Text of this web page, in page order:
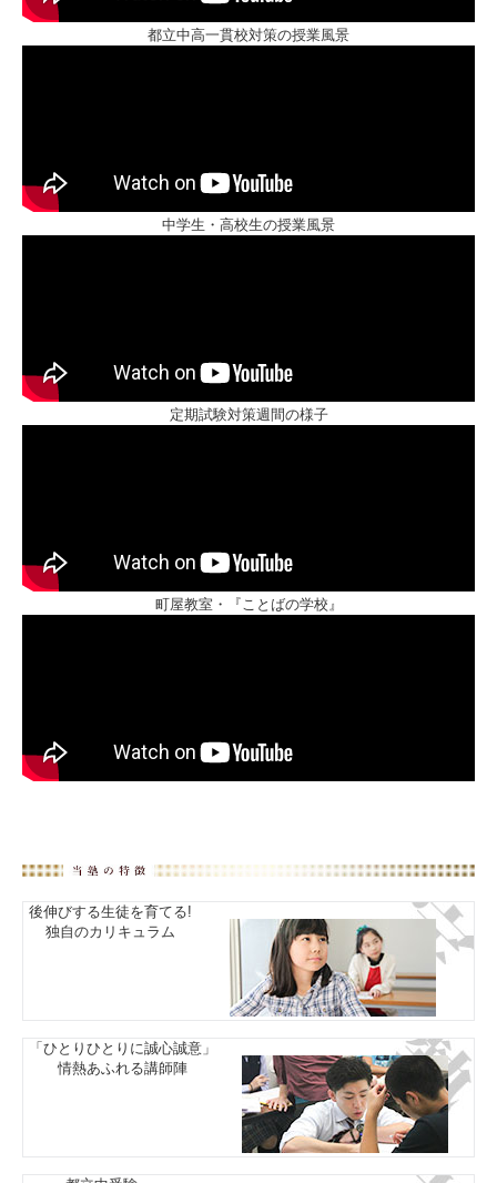
都立中高一貫校対策の授業風景
中学生・高校生の授業風景
定期試験対策週間の様子
町屋教室・『ことばの学校』
後伸びする生徒を育てる!
独自のカリキュラム
「ひとりひとりに誠心誠意」
情熱あふれる講師陣